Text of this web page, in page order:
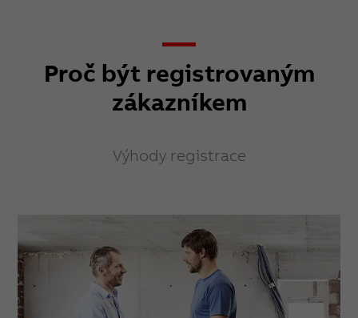
Proč být registrovaným
zákazníkem
Výhody registrace